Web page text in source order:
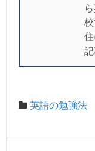
英語の勉強法